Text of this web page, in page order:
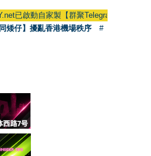
已啟動自家製【群聚Telegram群組】
矮仔】擾亂香港機場秩序
#